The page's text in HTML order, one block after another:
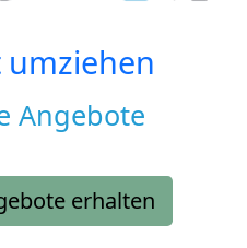
Angebote
erhalten